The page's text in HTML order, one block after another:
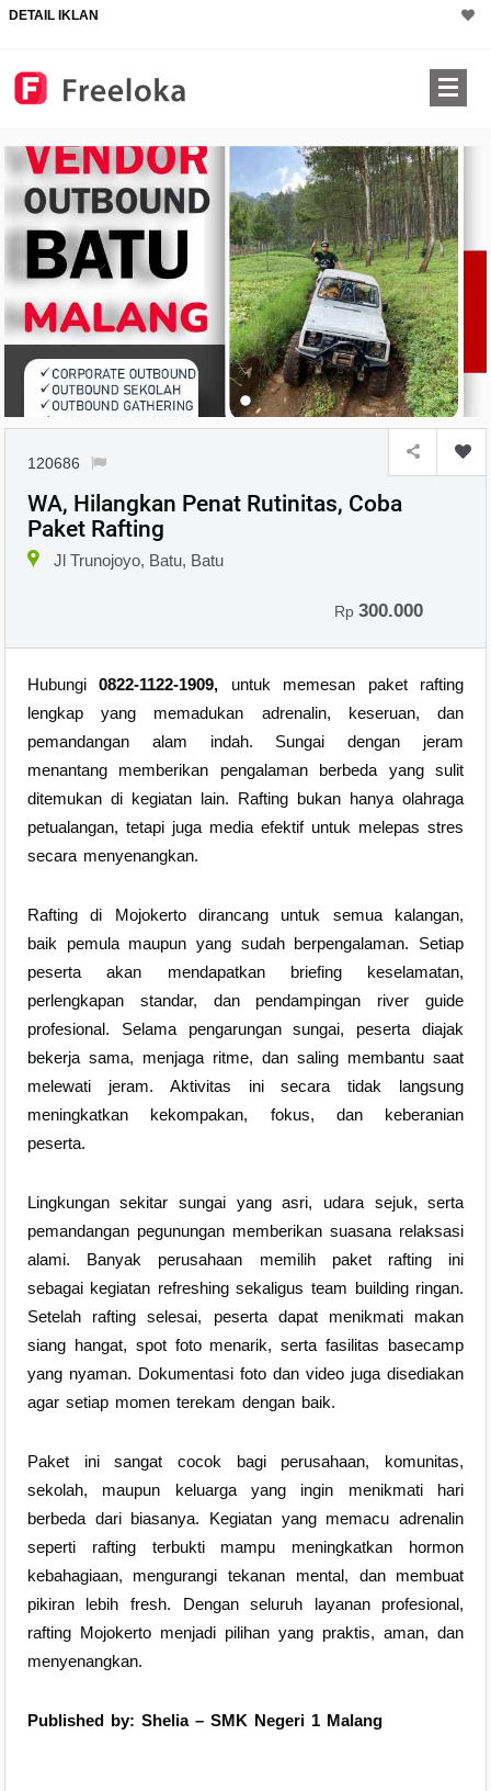
DETAIL IKLAN
120686
WA, Hilangkan Penat Rutinitas, Coba
Paket Rafting
Jl Trunojoyo, Batu, Batu
Rp300.000
Hubungi0822-1122-1909, untuk memesan paket rafting
lengkap yang memadukan adrenalin, keseruan, dan
pemandangan alam indah. Sungai dengan jeram
menantang memberikan pengalaman berbeda yang sulit
ditemukan di kegiatan lain. Rafting bukan hanya olahraga
petualangan, tetapi juga media efektif untuk melepas stres
secara menyenangkan.
Rafting di Mojokerto dirancang untuk semua kalangan,
baik pemula maupun yang sudah berpengalaman. Setiap
peserta akan mendapatkan briefing keselamatan,
perlengkapan standar, dan pendampingan river guide
profesional. Selama pengarungan sungai, peserta diajak
bekerja sama, menjaga ritme, dan saling membantu saat
melewati jeram. Aktivitas ini secara tidak langsung
meningkatkan kekompakan, fokus, dan keberanian
peserta.
Lingkungan sekitar sungai yang asri, udara sejuk, serta
pemandangan pegunungan memberikan suasana relaksasi
alami. Banyak perusahaan memilih paket rafting ini
sebagai kegiatan refreshing sekaligus team building ringan.
Setelah rafting selesai, peserta dapat menikmati makan
siang hangat, spot foto menarik, serta fasilitas basecamp
yang nyaman. Dokumentasi foto dan video juga disediakan
agar setiap momen terekam dengan baik.
Paket ini sangat cocok bagi perusahaan, komunitas,
sekolah, maupun keluarga yang ingin menikmati hari
berbeda dari biasanya. Kegiatan yang memacu adrenalin
seperti rafting terbukti mampu meningkatkan hormon
kebahagiaan, mengurangi tekanan mental, dan membuat
pikiran lebih fresh. Dengan seluruh layanan profesional,
rafting Mojokerto menjadi pilihan yang praktis, aman, dan
menyenangkan.
Published by: Shelia – SMK Negeri 1 Malang